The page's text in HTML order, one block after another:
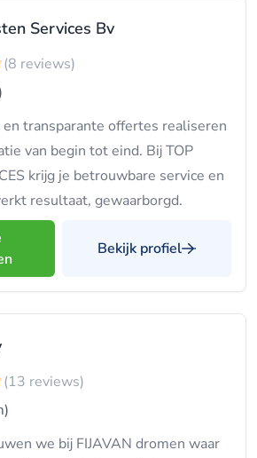
Services Bv
(8 reviews)
en transparante offertes realiseren
van begin tot eind. Bij TOP
krijg je betrouwbare service en
resultaat, gewaarborgd.
Bekijk profiel
(13 reviews)
we bij FIJAVAN dromen waar